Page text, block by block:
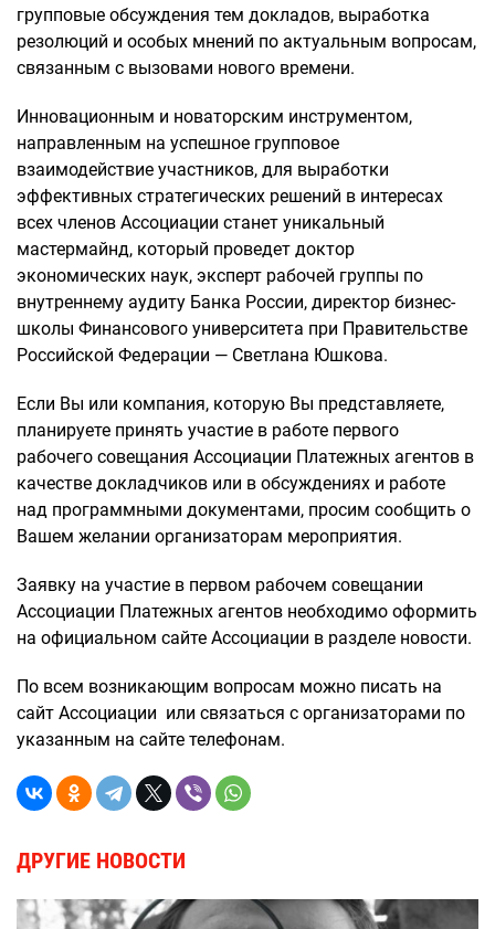
групповые обсуждения тем докладов, выработка
резолюций и особых мнений по актуальным вопросам,
связанным с вызовами нового времени.
Инновационным и новаторским инструментом,
направленным на успешное групповое
взаимодействие участников, для выработки
эффективных стратегических решений в интересах
всех членов Ассоциации станет уникальный
мастермайнд, который проведет доктор
экономических наук, эксперт рабочей группы по
внутреннему аудиту Банка России, директор бизнес-
школы Финансового университета при Правительстве
Российской Федерации — Светлана Юшкова.
Если Вы или компания, которую Вы представляете,
планируете принять участие в работе первого
рабочего совещания Ассоциации Платежных агентов в
качестве докладчиков или в обсуждениях и работе
над программными документами, просим сообщить о
Вашем желании организаторам мероприятия.
Заявку на участие в первом рабочем совещании
Ассоциации Платежных агентов необходимо оформить
на официальном сайте Ассоциации в разделе новости.
По всем возникающим вопросам можно писать на
сайт Ассоциации или связаться с организаторами по
указанным на сайте телефонам.
ДРУГИЕ НОВОСТИ